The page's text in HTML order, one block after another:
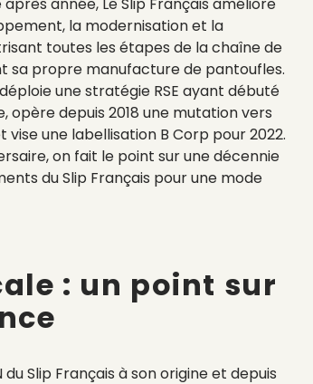
la modernisation et la
toutes les étapes de la chaîne de
sa propre manufacture de pantoufles.
une stratégie RSE ayant débuté
opère depuis 2018 une mutation vers
une labellisation B Corp pour 2022.
on fait le point sur une décennie
du Slip Français pour une mode
: un point sur
Slip Français à son origine et depuis